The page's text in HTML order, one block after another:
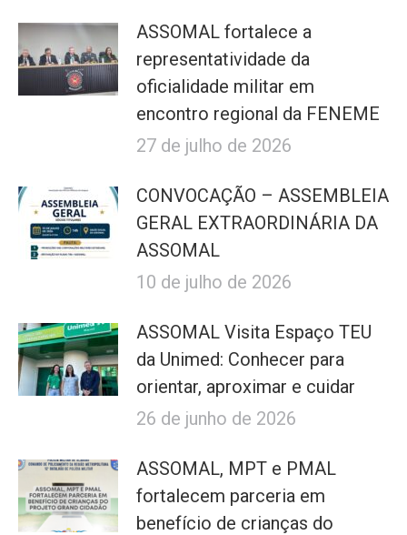
ASSOMAL fortalece a
representatividade da
oficialidade militar em
encontro regional da FENEME
27 de julho de 2026
CONVOCAÇÃO – ASSEMBLEIA
GERAL EXTRAORDINÁRIA DA
ASSOMAL
10 de julho de 2026
ASSOMAL Visita Espaço TEU
da Unimed: Conhecer para
orientar, aproximar e cuidar
26 de junho de 2026
ASSOMAL, MPT e PMAL
fortalecem parceria em
benefício de crianças do